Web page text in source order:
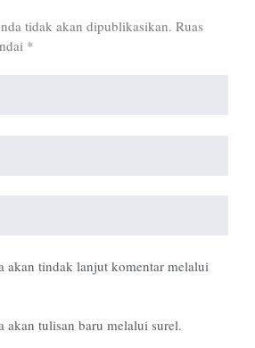
tidak akan dipublikasikan. Ruas
*
akan tindak lanjut komentar melalui
akan tulisan baru melalui surel.